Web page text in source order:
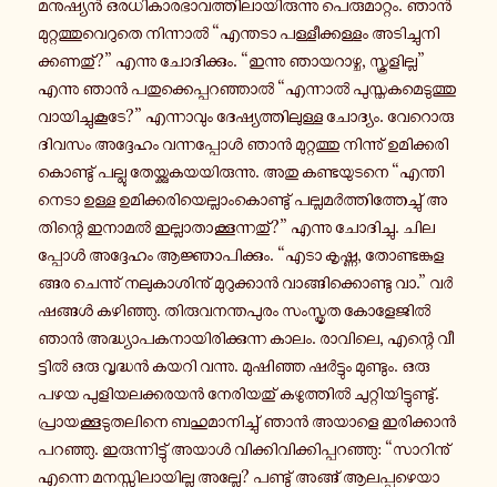
മു­റ്റ­ത്തു­വെ­റു­തെ നി­ന്നാൽ “എ­ന്ത­ടാ പ­ള്ളീ­ക്ക­ള്ളം അ­ടി­ച്ചു­നി­
ക്ക­ണ­തു്?” എന്നു ചോ­ദി­ക്കും. “ഇന്നു ഞാ­യ­റാ­ഴ്ച, സ്കൂ­ളി­ല്ല”
എന്നു ഞാൻ പ­തു­ക്കെ­പ്പ­റ­ഞ്ഞാൽ “എ­ന്നാൽ പു­സ്ത­ക­മെ­ടു­ത്തു
വാ­യി­ച്ചു­കൂ­ടേ?” എ­ന്നാ­വും ദേ­ഷ്യ­ത്തി­ലു­ള്ള ചോ­ദ്യം. വേ­റൊ­രു
ദിവസം അ­ദ്ദേ­ഹം വ­ന്ന­പ്പോൾ ഞാൻ മു­റ്റ­ത്തു നി­ന്നു് ഉ­മി­ക്ക­രി
കൊ­ണ്ടു് പല്ലു തേ­യ്ക്കു­ക­യ­യി­രു­ന്നു. അതു ക­ണ്ട­യു­ട­നെ “എ­ന്തി­
നെ­ടാ ഉള്ള ഉ­മി­ക്ക­രി­യെ­ല്ലാം­കൊ­ണ്ടു് പ­ല്ല­മർ­ത്തി­ത്തേ­ച്ചു് അ­
തി­ന്റെ ഇനാമൽ ഇ­ല്ലാ­താ­ക്കൂ­ന്ന­തു്?” എന്നു ചോ­ദി­ച്ചു. ചി­ല­
പ്പോൾ അ­ദ്ദേ­ഹം ആ­ജ്ഞാ­പി­ക്കും. “എടാ കൃഷ്ണ, തോ­ണ്ട­ങ്കു­ള­
ങ്ങ­ര ചെ­ന്നു് ന­ലു­കാ­ശി­നു് മു­റു­ക്കാൻ വാ­ങ്ങി­ക്കൊ­ണ്ടു വാ.” വർ­
ഷ­ങ്ങൾ ക­ഴി­ഞ്ഞു. തി­രു­വ­ന­ന്ത­പു­രം സം­സ്കൃ­ത കോ­ളേ­ജിൽ
ഞാൻ അ­ദ്ധ്യാ­പ­ക­നാ­യി­രി­ക്കു­ന്ന കാലം. രാ­വി­ലെ, എന്റെ വീ­
ട്ടിൽ ഒരു വൃ­ദ്ധൻ കയറി വന്നു. മു­ഷി­ഞ്ഞ ഷർ­ട്ടും മു­ണ്ടും. ഒരു
പഴയ പു­ളി­യ­ല­ക്ക­ര­യൻ നേ­രി­യ­തു് ക­ഴു­ത്തിൽ ചു­റ്റി­യി­ട്ടു­ണ്ടു്.
പ്രാ­യ­ക്കൂ­ടു­ത­ലി­നെ ബ­ഹു­മാ­നി­ച്ചു് ഞാൻ അയാളെ ഇ­രി­ക്കാൻ
പ­റ­ഞ്ഞു. ഇ­രു­ന്നി­ട്ടു് അയാൾ വി­ക്കി­വി­ക്കി­പ്പ­റ­ഞ്ഞു: “സാ­റി­നു്
എന്നെ മ­ന­സ്സി­ലാ­യി­ല്ല അല്ലേ? പ­ണ്ടു് അങ്ങ് ആ­ല­പ്പു­ഴെ­യാ­